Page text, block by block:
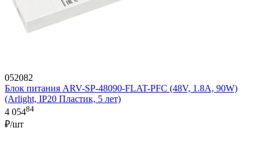
052082
Блок питания ARV-SP-48090-FLAT-PFC (48V, 1.8A, 90W)
(Arlight, IP20 Пластик, 5 лет)
4 05484
₽/шт